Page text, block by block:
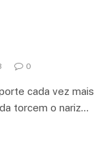
0
cada vez mais
torcem o nariz…